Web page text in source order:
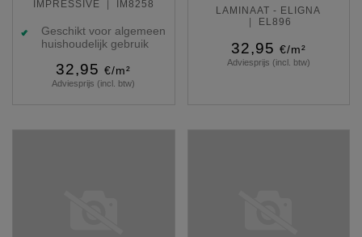
IMPRESSIVE
IM8258
Geschikt voor algemeen
huishoudelijk gebruik
32,95 €/m²
Adviesprijs (incl. btw)
LAMINAAT - ELIGNA
EL896
32,95 €/m²
Adviesprijs (incl. btw)